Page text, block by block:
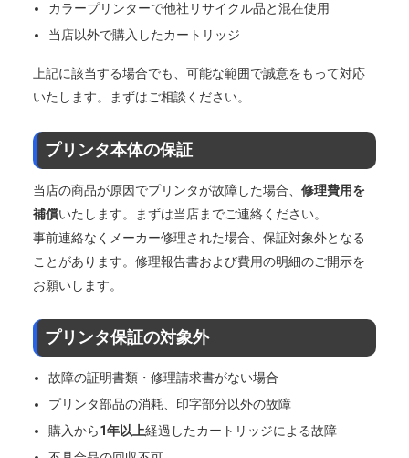
カラープリンターで他社リサイクル品と混在使用
当店以外で購入したカートリッジ
上記に該当する場合でも、可能な範囲で誠意をもって対応
いたします。まずはご相談ください。
プリンタ本体の保証
当店の商品が原因でプリンタが故障した場合、 修理費用を
補償いたします。まずは当店までご連絡ください。
事前連絡なくメーカー修理された場合、保証対象外となる
ことがあります。修理報告書および費用の明細のご開示を
お願いします。
プリンタ保証の対象外
故障の証明書類・修理請求書がない場合
プリンタ部品の消耗、印字部分以外の故障
購入から1年以上経過したカートリッジによる故障